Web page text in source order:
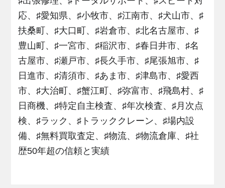
応、♯愛知県、♯小牧市、♯江南市、♯犬山市、♯
扶桑町、♯大口町、♯岩倉市、♯北名古屋市、♯
豊山町、♯一宮市、♯稲沢市、♯春日井市、♯名
古屋市、♯瀬戸市、♯長久手市、♯尾張旭市、♯
日進市、♯清須市、♯あま市、♯津島市、♯愛西
市、♯大治町、♯蟹江町、♯弥富市、♯飛島村、♯
日商機、♯特定自主検査、♯年次検査、♯月次点
検、♯ラック、♯トラッククレーン、♯場内設
備、♯無料買取査定、♯物流、♯物流倉庫、♯社
歴50年超の信頼と実績